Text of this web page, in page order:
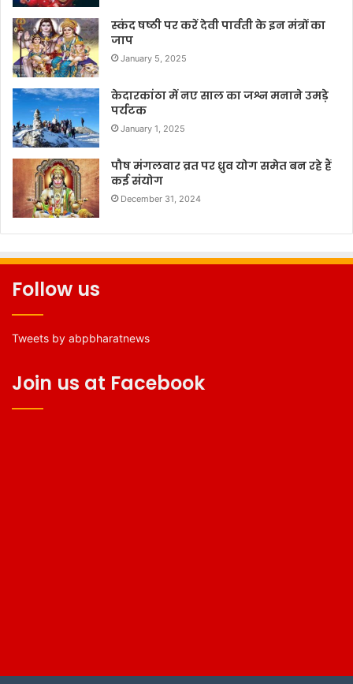
स्कंद षष्ठी पर करें देवी पार्वती के इन मंत्रों का
जाप
January 5, 2025
केदारकांठा में नए साल का जश्न मनाने उमड़े
पर्यटक
January 1, 2025
पौष मंगलवार व्रत पर ध्रुव योग समेत बन रहे हैं
कई संयोग
December 31, 2024
Follow us
Tweets by abpbharatnews
Join us at Facebook